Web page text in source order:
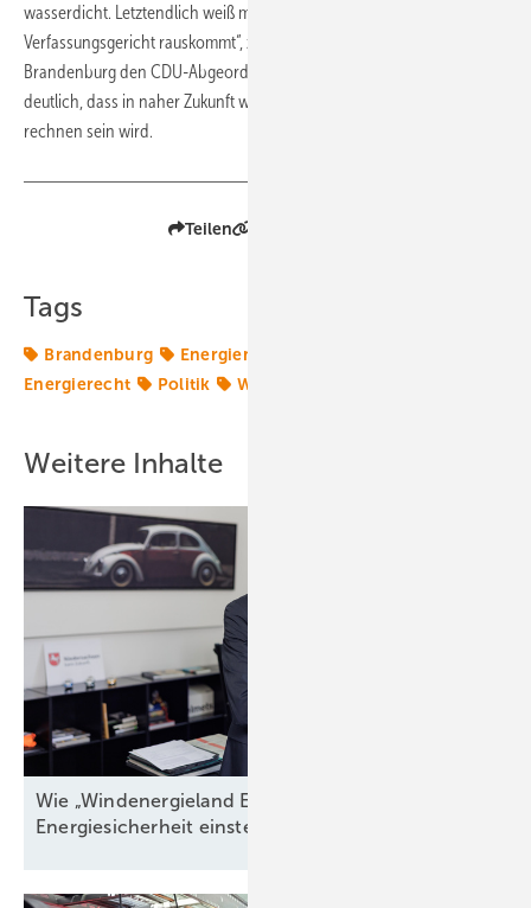
wasserdicht. Letztendlich weiß man das erst, wenn man aus dem
Verfassungsgericht rauskommt“, zitiert der Rundfunk Berlin
Brandenburg den CDU-Abgeordnete Dierk Homeyer. Er macht damit
deutlich, dass in naher Zukunft wohl mit Verfassungsklagen zu
rechnen sein wird.
Teilen
Tags
Brandenburg Energiemarkt
Energierecht
Politik Windenergie
Weitere Inhalte
Wie „Windenergieland Eins“ sich aufs Staatsziel
Energiesicherheit einstellen